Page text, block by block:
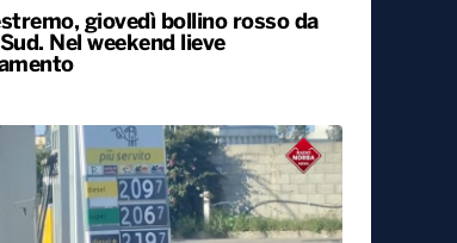
giovedì bollino rosso da
Nel weekend lieve